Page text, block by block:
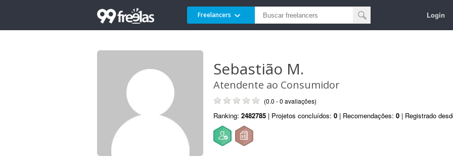
Freelancers Login
Sebastião M.
Atendente ao Consumidor
(0.0 - 0 avaliações)
Ranking: 2482785 | Projetos concluídos: 0 | Recomendações: 0 | Registrado